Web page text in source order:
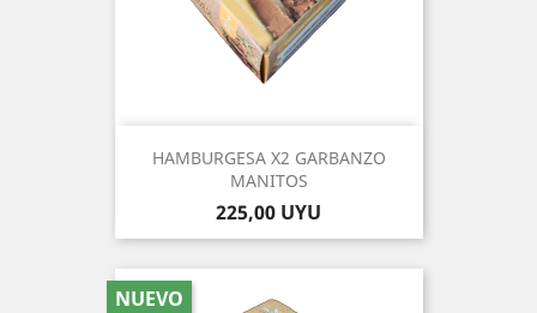
HAMBURGESA X2 GARBANZO
MANITOS
Precio
225,00 UYU
NUEVO